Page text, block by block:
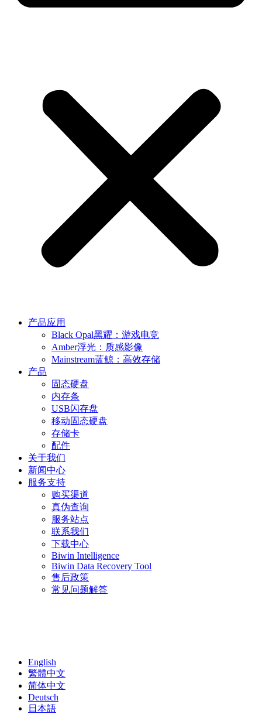
产品应用
Black Opal黑耀：游戏电竞
Amber浮光：质感影像
Mainstream蓝鲸：高效存储
产品
固态硬盘
内存条
USB闪存盘
移动固态硬盘
存储卡
配件
关于我们
新闻中心
服务支持
购买渠道
真伪查询
服务站点
联系我们
下载中心
Biwin Intelligence
Biwin Data Recovery Tool
售后政策
常见问题解答
English
繁體中文
简体中文
Deutsch
日本語